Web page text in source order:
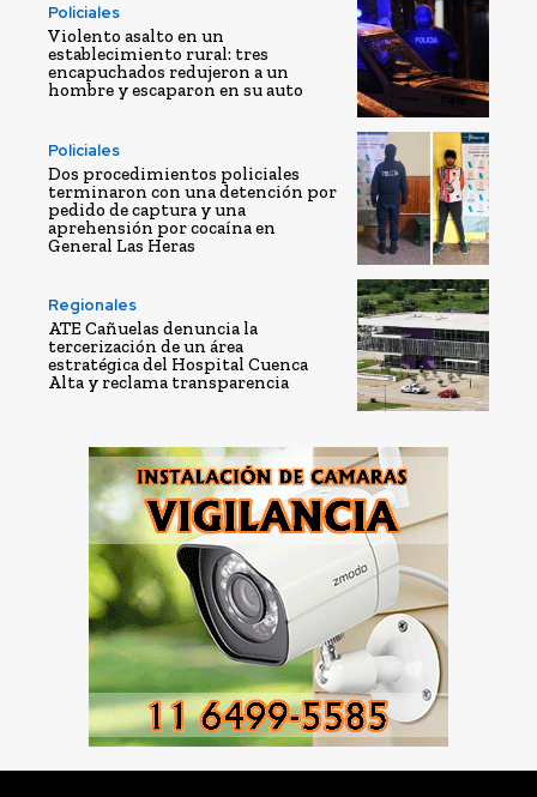
Policiales
Violento asalto en un
establecimiento rural: tres
encapuchados redujeron a un
hombre y escaparon en su auto
Policiales
Dos procedimientos policiales
terminaron con una detención por
pedido de captura y una
aprehensión por cocaína en
General Las Heras
Regionales
ATE Cañuelas denuncia la
tercerización de un área
estratégica del Hospital Cuenca
Alta y reclama transparencia